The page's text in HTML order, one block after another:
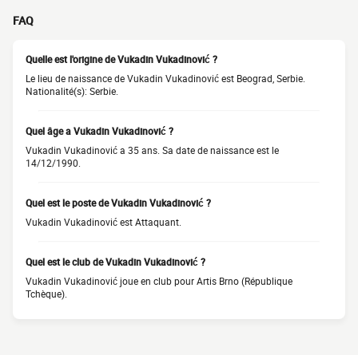
FAQ
Quelle est l'origine de Vukadin Vukadinović ?
Le lieu de naissance de Vukadin Vukadinović est Beograd, Serbie.
Nationalité(s): Serbie.
Quel âge a Vukadin Vukadinović ?
Vukadin Vukadinović a 35 ans. Sa date de naissance est le
14/12/1990.
Quel est le poste de Vukadin Vukadinović ?
Vukadin Vukadinović est Attaquant.
Quel est le club de Vukadin Vukadinović ?
Vukadin Vukadinović joue en club pour Artis Brno (République
Tchèque).